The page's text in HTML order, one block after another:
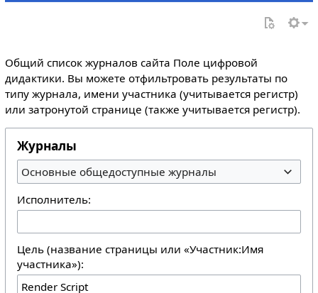
Общий список журналов сайта Поле цифровой
дидактики. Вы можете отфильтровать результаты по
типу журнала, имени участника (учитывается регистр)
или затронутой странице (также учитывается регистр).
Журналы
Основные общедоступные журналы
Исполнитель:
Цель (название страницы или «Участник:Имя
участника»):